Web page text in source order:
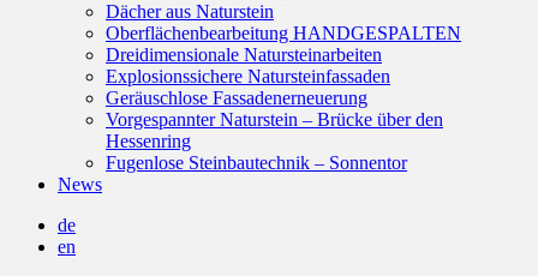
Dächer aus Naturstein
Oberflächenbearbeitung HANDGESPALTEN
Dreidimensionale Natursteinarbeiten
Explosionssichere Natursteinfassaden
Geräuschlose Fassadenerneuerung
Vorgespannter Naturstein – Brücke über den
Hessenring
Fugenlose Steinbautechnik – Sonnentor
News
de
en